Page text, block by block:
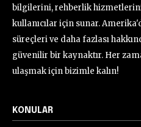
bilgilerini, rehberlik
kullanıcılar için sunar.
süreçleri ve daha fazlası
güvenilir bir kaynaktır. Her
ulaşmak için bizimle kalın!
KONULAR